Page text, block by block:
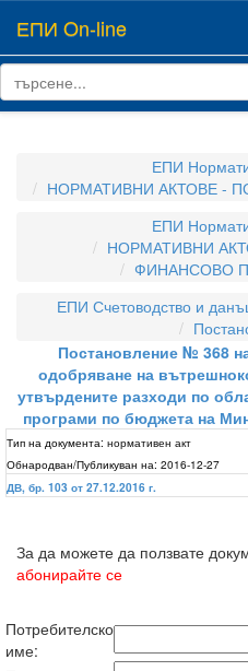
ЕПИ On-line
ЕПИ
НОРМАТИВНИ АКТОВЕ -
ЕПИ
НОРМАТИВНИ
ФИНАНСОВО
ЕПИ Счетоводство и
Постановление № 368
одобряване на
утвърдените разходи по
програми по бюджета на
Тип на документа: нормативен акт
Обнародван/Публикуван на: 2016-12-27
ДВ, бр. 103 от 27.12.2016 г.
За да можете да ползвате
абонирайте се
Потребителско
име: